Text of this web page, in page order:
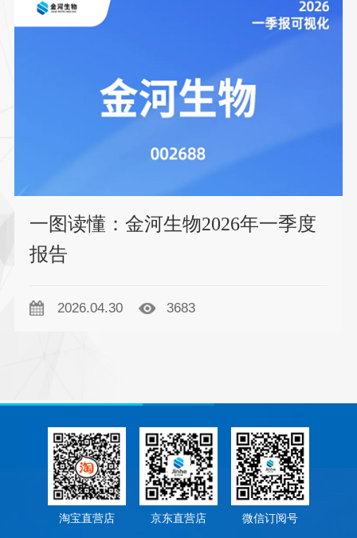
一图读懂：金河生物2026年一季度
报告
2026.04.30 3683
淘宝直营店 京东直营店 微信订阅号